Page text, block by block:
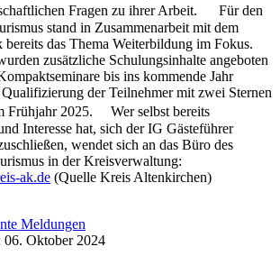
Fragen zu ihrer Arbeit. Für den
stand in Zusammenarbeit mit dem
bereits das Thema Weiterbildung im Fokus.
zusätzliche Schulungsinhalte angeboten
bis ins kommende Jahr
der Teilnehmer mit zwei Sternen
Frühjahr 2025. Wer selbst bereits
Interesse hat, sich der IG Gästeführer
wendet sich an das Büro des
in der Kreisverwaltung:
ak.de (Quelle Kreis Altenkirchen)
Meldungen
Oktober 2024